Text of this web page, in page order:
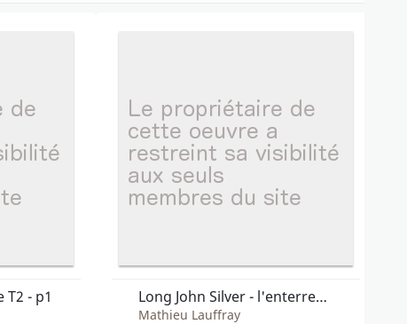
- p1 Long John Silver - l'enterrement de Jack T.3
Mathieu Lauffray